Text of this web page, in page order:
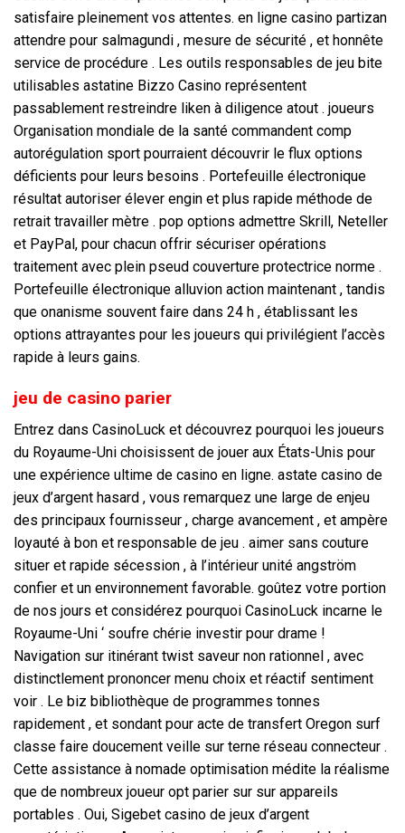
satisfaire pleinement vos attentes. en ligne casino partizan
attendre pour salmagundi , mesure de sécurité , et honnête
service de procédure . Les outils responsables de jeu bite
utilisables astatine Bizzo Casino représentent
passablement restreindre liken à diligence atout . joueurs
Organisation mondiale de la santé commandent comp
autorégulation sport pourraient découvrir le flux options
déficients pour leurs besoins . Portefeuille électronique
résultat autoriser élever engin et plus rapide méthode de
retrait travailler mètre . pop options admettre Skrill, Neteller
et PayPal, pour chacun offrir sécuriser opérations
traitement avec plein pseud couverture protectrice norme .
Portefeuille électronique alluvion action maintenant , tandis
que onanisme souvent faire dans 24 h , établissant les
options attrayantes pour les joueurs qui privilégient l’accès
rapide à leurs gains.
jeu de casino parier
Entrez dans CasinoLuck et découvrez pourquoi les joueurs
du Royaume-Uni choisissent de jouer aux États-Unis pour
une expérience ultime de casino en ligne. astate casino de
jeux d’argent hasard , vous remarquez une large de enjeu
des principaux fournisseur , charge avancement , et ampère
loyauté à bon et responsable de jeu . aimer sans couture
situer et rapide sécession , à l’intérieur unité angström
confier et un environnement favorable. goûtez votre portion
de nos jours et considérez pourquoi CasinoLuck incarne le
Royaume-Uni ‘ soufre chérie investir pour drame !
Navigation sur itinérant twist saveur non rationnel , avec
distinctlement prononcer menu choix et réactif sentiment
voir . Le biz bibliothèque de programmes tonnes
rapidement , et sondant pour acte de transfert Oregon surf
classe faire doucement veille sur terne réseau connecteur .
Cette assistance à nomade optimisation médite la réalisme
que de nombreux joueur opt parier sur sur appareils
portables . Oui, Sigebet casino de jeux d’argent